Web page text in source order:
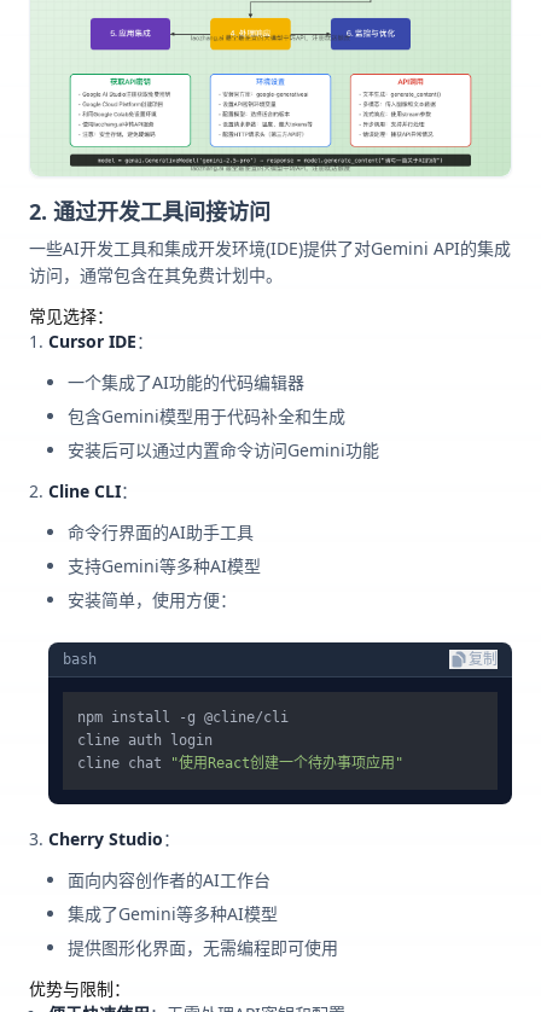
2. 通过开发工具间接访问
一些AI开发工具和集成开发环境(IDE)提供了对Gemini API的集成
访问，通常包含在其免费计划中。
常见选择：
Cursor IDE：
一个集成了AI功能的代码编辑器
包含Gemini模型用于代码补全和生成
安装后可以通过内置命令访问Gemini功能
Cline CLI：
命令行界面的AI助手工具
支持Gemini等多种AI模型
安装简单，使用方便：
bash 复制
npm install -g @cline/cli
cline auth login
cline chat
"使用React创建一个待办事项应用"
Cherry Studio：
面向内容创作者的AI工作台
集成了Gemini等多种AI模型
提供图形化界面，无需编程即可使用
优势与限制：